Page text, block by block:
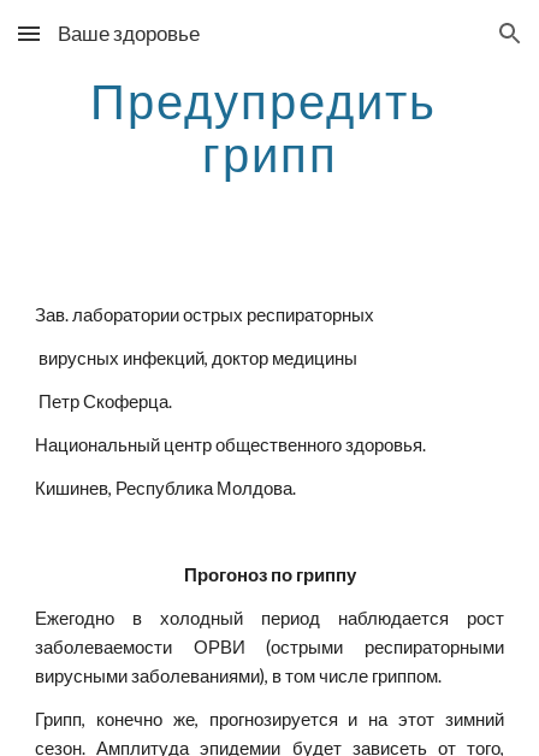
Skip to main content Skip to navigation
Ваше здоровье
Предупредить
грипп
Зав. лаборатории острых респираторных
вирусных инфекций, доктор медицины
Петр Скоферца.
Национальный центр общественного здоровья.
Кишинев, Республика Молдова.
Прогоноз по гриппу
Ежегодно в холодный период наблюдается рост
заболеваемости ОРВИ (острыми респираторными
вирусными заболеваниями), в том числе гриппом.
Грипп, конечно же, прогнозируется и на этот зимний
сезон. Амплитуда эпидемии будет зависеть от того,